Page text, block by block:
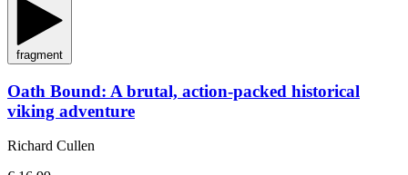
fragment
Oath Bound: A brutal, action-packed historical
viking adventure
Richard Cullen